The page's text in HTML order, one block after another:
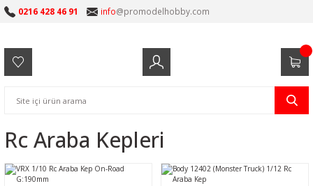
0216 428 46 91 info@promodelhobby.com
Rc Araba Kepleri